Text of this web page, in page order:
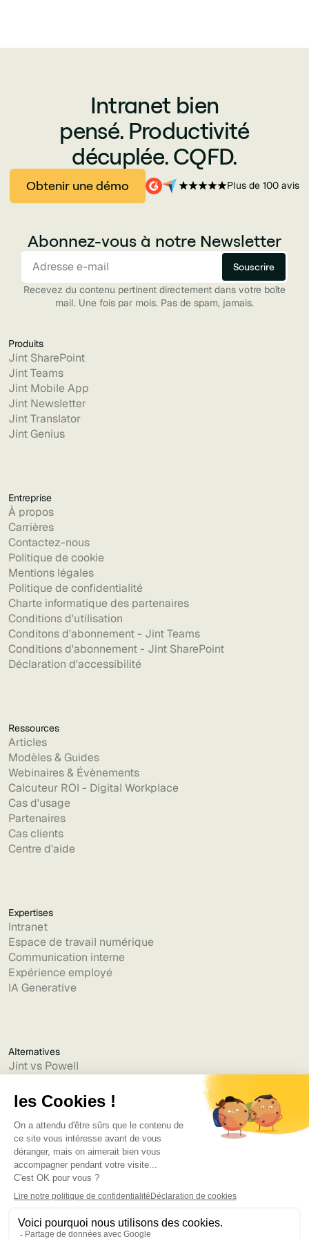
Intranet bien
pensé. Productivité
décuplée. CQFD.
Obtenir une démo Plus de 100 avis
Abonnez-vous à notre Newsletter
Recevez du contenu pertinent directement dans votre boîte
mail. Une fois par mois. Pas de spam, jamais.
Produits
Jint SharePoint
Jint Teams
Jint Mobile App
Jint Newsletter
Jint Translator
Jint Genius
Entreprise
À propos
Carrières
Contactez-nous
Politique de cookie
Mentions légales
Politique de confidentialité
Charte informatique des partenaires
Conditions d'utilisation
Conditons d'abonnement - Jint Teams
Conditions d'abonnement - Jint SharePoint
Déclaration d'accessibilité
Ressources
Articles
Modèles & Guides
Webinaires & Évènements
Calcuteur ROI - Digital Workplace
Cas d'usage
Partenaires
Cas clients
Centre d'aide
Expertises
Intranet
Espace de travail numérique
Communication interne
Expérience employé
IA Generative
Alternatives
Jint vs Powell
Jint vs Jamespot
Jint vs Jalios
Jint vs Intranet.ai
Jint vs Akumina
Jint vs Interact
Jint vs Intranet Inside
Jint vs Staffbase
Jint vs Simpplr